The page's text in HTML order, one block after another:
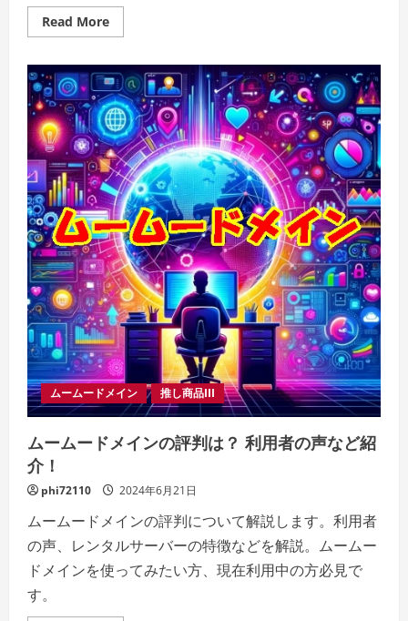
Read MoreRead
more
ZERO
口
コ
ミ
評
判
を
全
て
公
開
｜
本
当
に
効
果
が
あ
る
の
か
徹
底
検
証！
ムームードメイン 推し商品III
ムームードメインの評判は？ 利用者の声など紹
介！
phi72110 2024年6月21日
ムームードメインの評判について解説します。利用者
の声、レンタルサーバーの特徴などを解説。ムームー
ドメインを使ってみたい方、現在利用中の方必見で
す。